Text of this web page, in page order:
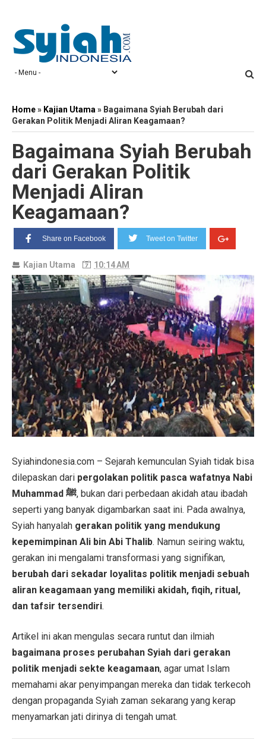
Home» Kajian Utama » Bagaimana Syiah Berubah dari
Gerakan Politik Menjadi Aliran Keagamaan?
Bagaimana Syiah Berubah
dari Gerakan Politik
Menjadi Aliran
Keagamaan?
Share on Facebook Tweet on Twitter
Kajian Utama 10:14 AM
Syiahindonesia.com – Sejarah kemunculan Syiah tidak bisa
dilepaskan dari pergolakan politik pasca wafatnya Nabi
Muhammad ﷺ, bukan dari perbedaan akidah atau ibadah
seperti yang banyak digambarkan saat ini. Pada awalnya,
Syiah hanyalah gerakan politik yang mendukung
kepemimpinan Ali bin Abi Thalib. Namun seiring waktu,
gerakan ini mengalami transformasi yang signifikan,
berubah dari sekadar loyalitas politik menjadi sebuah
aliran keagamaan yang memiliki akidah, fiqih, ritual,
dan tafsir tersendiri.
Artikel ini akan mengulas secara runtut dan ilmiah
bagaimana proses perubahan Syiah dari gerakan
politik menjadi sekte keagamaan, agar umat Islam
memahami akar penyimpangan mereka dan tidak terkecoh
dengan propaganda Syiah zaman sekarang yang kerap
menyamarkan jati dirinya di tengah umat.